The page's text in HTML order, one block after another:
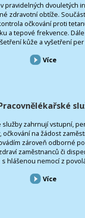
pravidelných dvouletých
zdravotní obtíže.
očkování proti
a tepové frekvence.
kůže a vyšetření
Více
služby zahrnují vstupní,
na žádost
zároveň odborné
zaměstnanců či
s hlášenou nemocí z
Více